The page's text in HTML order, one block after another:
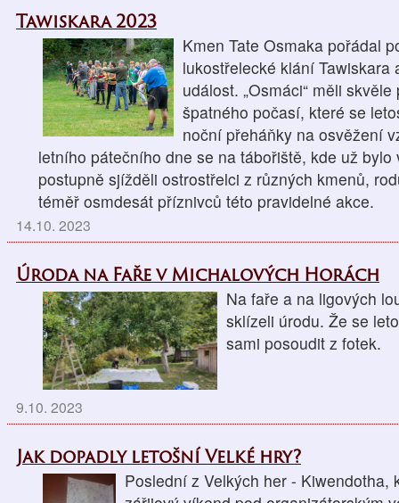
Tawiskara 2023
Kmen Tate Osmaka pořádal
lukostřelecké klání
událost. „Osmáci“ měli
špatného počasí, které se
noční přeháňky na osvěžení
letního pátečního dne se na tábořiště, kde už
postupně sjížděli ostrostřelci z různých kmenů,
téměř osmdesát příznivců této pravidelné akce.
14.10. 2023
Úroda na Faře v Michalových Horách
Na faře a na ligových
sklízeli úrodu. Že se
sami posoudit z fotek.
9.10. 2023
Jak dopadly letošní Velké hry?
Poslední z Velkých her -